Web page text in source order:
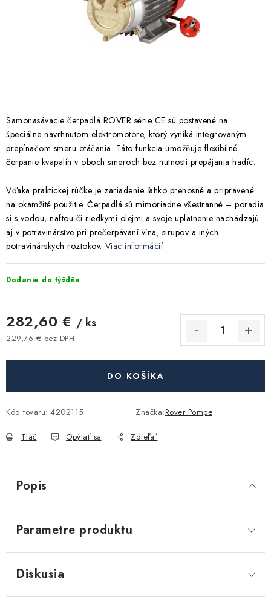
Kúrenie a chladenie
Komíny a dymovody
Záhrada a závlaha
Kúpeľňa a sanita
Spojovací materiál
Reklamačné podmienky
Samonasávacie čerpadlá ROVER série CE sú postavené na
špeciálne navrhnutom elektromotore, ktorý vyniká integrovaným
prepínačom smeru otáčania. Táto funkcia umožňuje flexibilné
čerpanie kvapalín v oboch smeroch bez nutnosti prepájania hadíc.
Vďaka praktickej rúčke je zariadenie ľahko prenosné a pripravené
na okamžité použitie. Čerpadlá sú mimoriadne všestranné – poradia
si s vodou, naftou či riedkymi olejmi a svoje uplatnenie nachádzajú
aj v potravinárstve pri prečerpávaní vína, sirupov a iných
potravinárskych roztokov. Viac informácií
Dodanie do týždňa
282,60 € / ks
229,76 € bez DPH
DO KOŠÍKA
Kód tovaru: 4202115 Značka:Rover Pompe
Tlač Opýtať sa Zdieľať
Popis
Parametre produktu
Diskusia